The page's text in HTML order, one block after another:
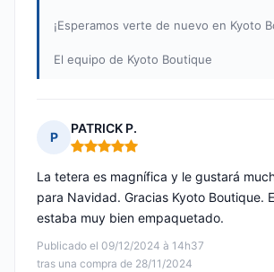
¡Esperamos verte de nuevo en Kyoto
El equipo de Kyoto Boutique
P
PATRICK P.
Nota: 5 de 5
Publicado el 09/12/2024 à 14h37
tras una compra de 28/11/2024
La tetera es magnífica y le gustará
para Navidad. Gracias Kyoto Boutique.
estaba muy bien empaquetado.